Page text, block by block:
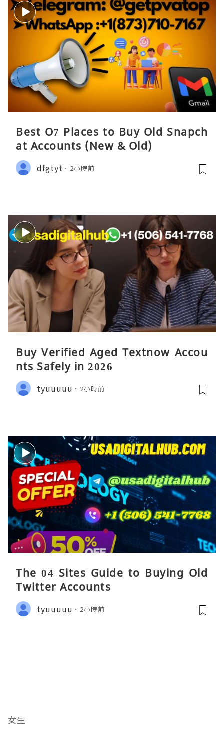
Best O7 Places to Buy Old Snapch
at Accounts (New & Old)
dfgtyt 2小時前
Buy Verified Aged Textnow Accou
nts Safely in 2026
tyuuuuu 2小時前
The 04 Sites Guide to Buying Old
Twitter Accounts
tyuuuuu 2小時前
女生